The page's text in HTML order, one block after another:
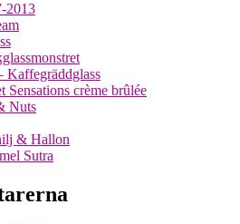
2013
Kaffegräddglass
Sensations crème brûlée
Nuts
& Hallon
Sutra